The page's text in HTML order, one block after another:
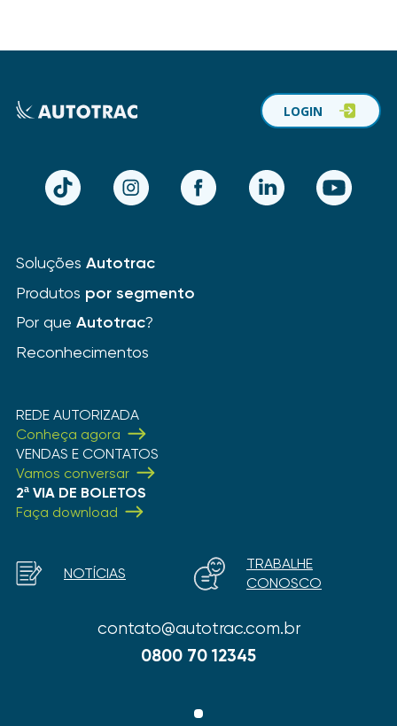
TikTok Instagram Facebook LinkedIn YouTube
LOGIN
Soluções Autotrac
Produtos por segmento
Por que Autotrac?
Reconhecimentos
REDE AUTORIZADA
Conheça agora
VENDAS E CONTATOS
Vamos conversar
2ª VIA DE BOLETOS
Faça download
contato@autotrac.com.br
0800 70 12345
NOTÍCIAS
TRABALHE
CONOSCO